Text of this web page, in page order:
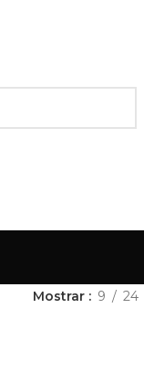
Mostrar 9 24